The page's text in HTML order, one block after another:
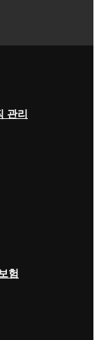
관리
험